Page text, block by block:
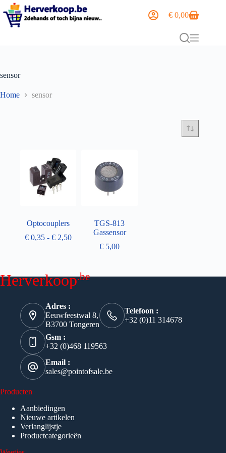
€ 0,00
sensor
Home sensor
Optocouplers
€ 0,35 - € 2,50
TGS-813
Gassensor
€ 5,00
Herverkoop.be
Adres :
Eeuwfeestwal 8,
B3700 Tongeren
Telefoon :
+32 (0)11 314678
Gsm :
+32 (0)468 119563
Email :
sales@pointofsale.be
Producten
Aanbiedingen
Nieuwe artikelen
Verlanglijstje
Productcategorieën